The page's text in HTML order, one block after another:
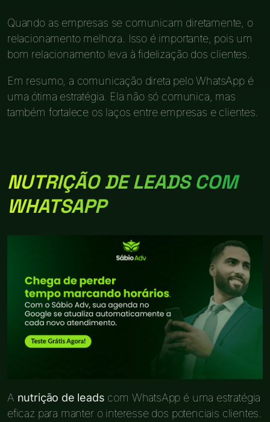
Quando as empresas se comunicam diretamente, o
relacionamento melhora. Isso é importante, pois um
bom relacionamento leva à fidelização dos clientes.
Em resumo, a comunicação direta pelo WhatsApp é
uma ótima estratégia. Ela não só comunica, mas
também fortalece os laços entre empresas e clientes.
NUTRIÇÃO DE LEADS COM
WHATSAPP
A nutrição de leads com WhatsApp é uma estratégia
eficaz para manter o interesse dos potenciais clientes.